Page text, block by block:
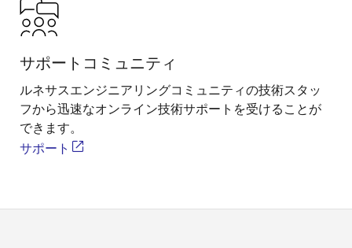
サポートコミュニティ
ルネサスエンジニアリングコミュニティの技術スタッ
フから迅速なオンライン技術サポートを受けることが
できます。
サポート